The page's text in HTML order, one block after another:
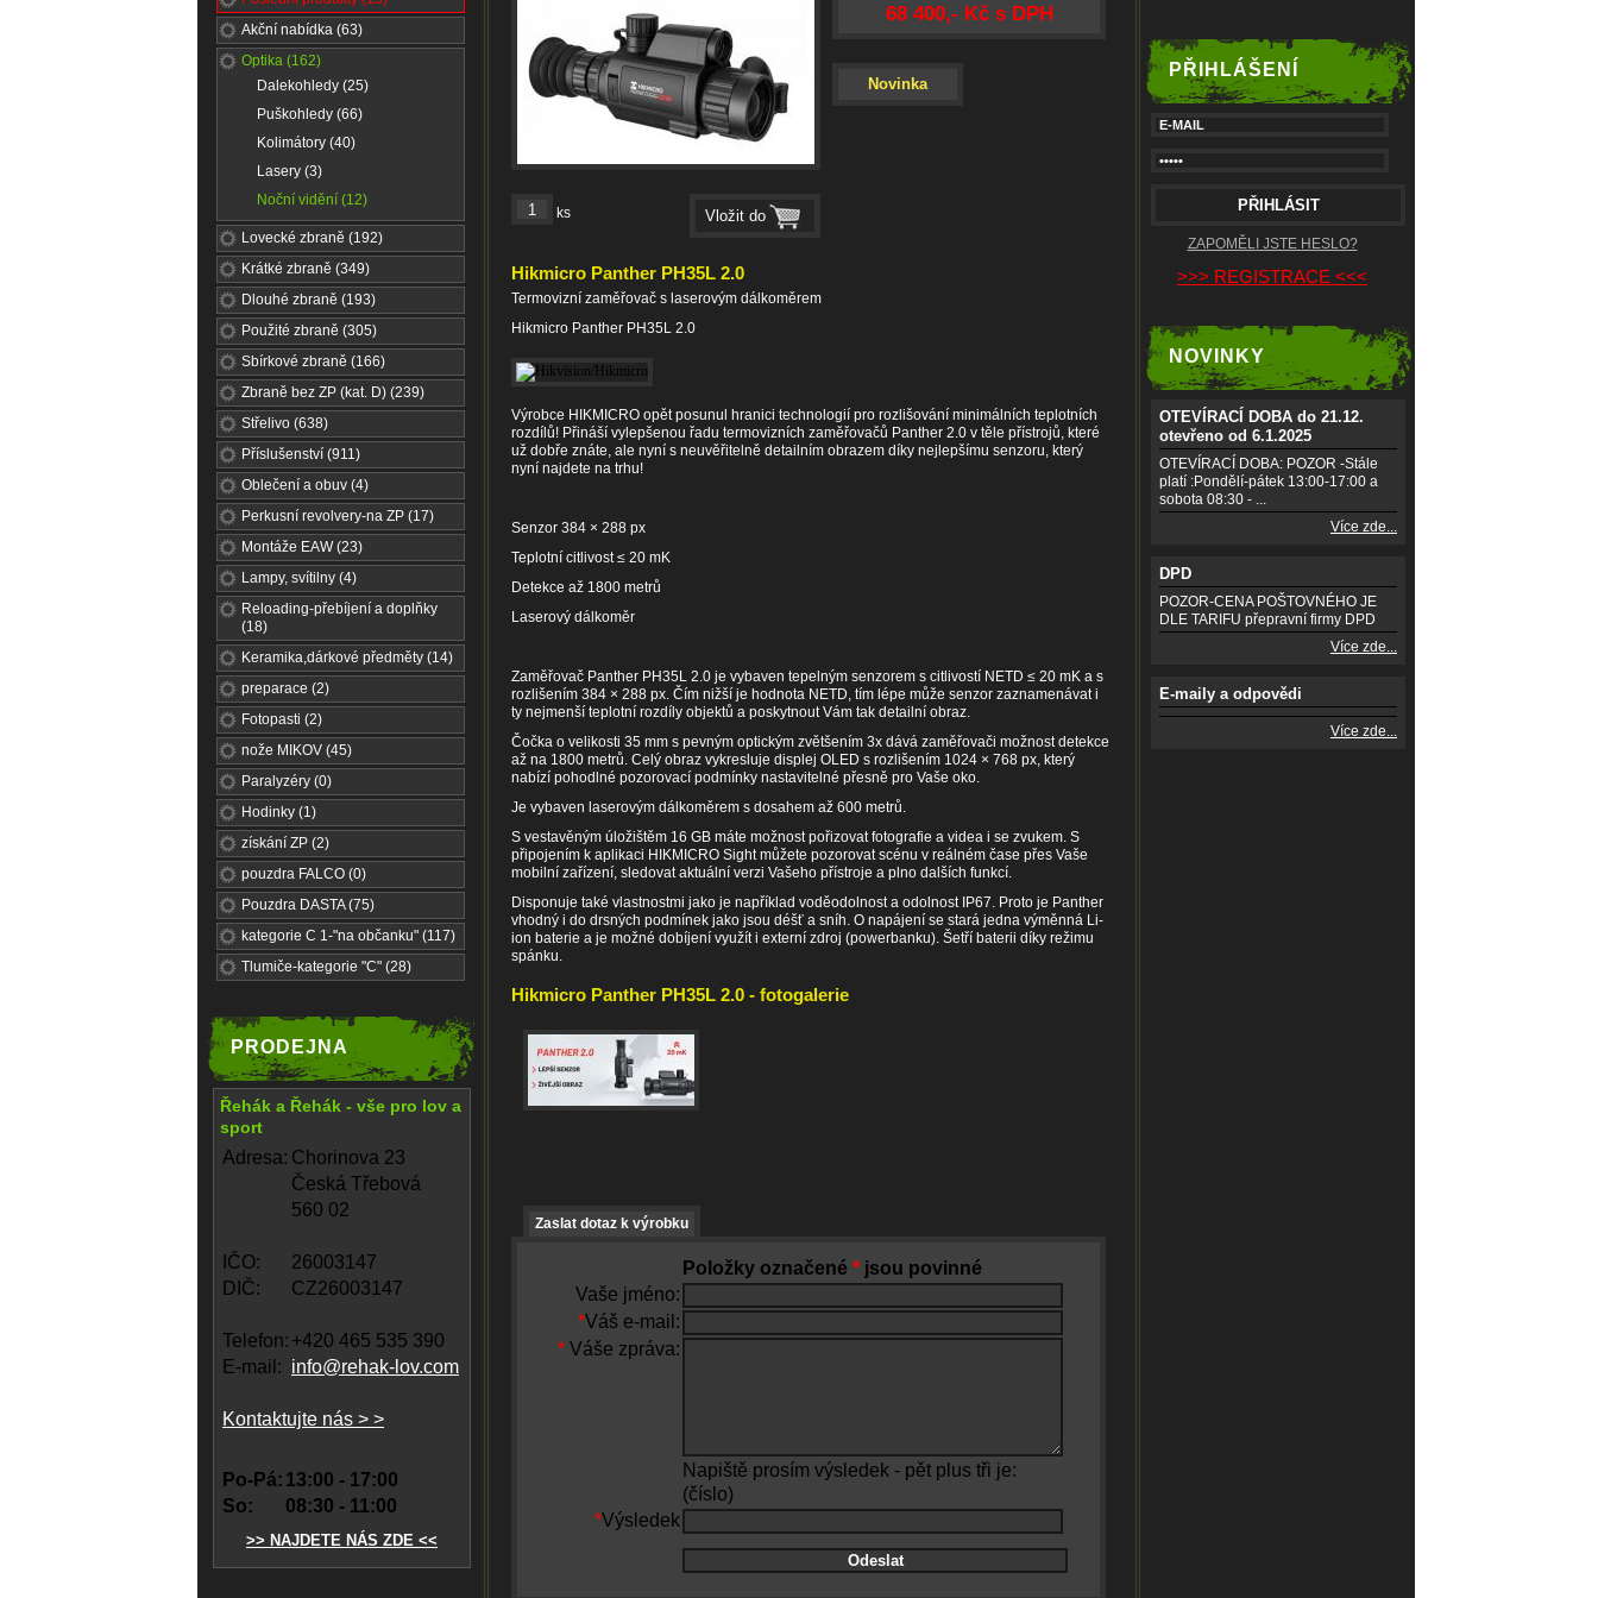
Akční nabídka (63)
Optika (162)
Dalekohledy (25)
Puškohledy (66)
Kolimátory (40)
Lasery (3)
Noční vidění (12)
Lovecké zbraně (192)
Krátké zbraně (349)
Dlouhé zbraně (193)
Použité zbraně (305)
Sbírkové zbraně (166)
Zbraně bez ZP (kat. D) (239)
Střelivo (638)
Příslušenství (911)
Oblečení a obuv (4)
Perkusní revolvery-na ZP (17)
Montáže EAW (23)
Lampy, svítilny (4)
Reloading-přebíjení a doplňky
(18)
Keramika,dárkové předměty (14)
preparace (2)
Fotopasti (2)
nože MIKOV (45)
Paralyzéry (0)
Hodinky (1)
získání ZP (2)
pouzdra FALCO (0)
Pouzdra DASTA (75)
kategorie C 1-"na občanku" (117)
Tlumiče-kategorie "C" (28)
PRODEJNA
Řehák a Řehák - vše pro lov a
sport
Adresa: Chorinova 23
Česká Třebová
560 02
IČO:
26003147
DIČ:
CZ26003147
Telefon: +420 465 535 390
E-mail: info@rehak-lov.com
Kontaktujte nás > >
Po-Pá: 13:00 - 17:00
So:
08:30 - 11:00
>> NAJDETE NÁS ZDE <<
ks
68 400,- Kč s DPH
Novinka
Hikmicro Panther PH35L 2.0
Termovizní zaměřovač s laserovým dálkoměrem
Hikmicro Panther PH35L 2.0
Výrobce HIKMICRO opět posunul hranici technologií pro rozlišování minimálních teplotních
rozdílů! Přináší vylepšenou řadu termovizních zaměřovačů Panther 2.0 v těle přístrojů, které
už dobře znáte, ale nyní s neuvěřitelně detailním obrazem díky nejlepšímu senzoru, který
nyní najdete na trhu!
Senzor 384 × 288 px
Teplotní citlivost ≤ 20 mK
Detekce až 1800 metrů
Laserový dálkoměr
Zaměřovač Panther PH35L 2.0 je vybaven tepelným senzorem s citlivostí NETD ≤ 20 mK a s
rozlišením 384 × 288 px. Čím nižší je hodnota NETD, tím lépe může senzor zaznamenávat i
ty nejmenší teplotní rozdíly objektů a poskytnout Vám tak detailní obraz.
Čočka o velikosti 35 mm s pevným optickým zvětšením 3x dává zaměřovači možnost detekce
až na 1800 metrů. Celý obraz vykresluje displej OLED s rozlišením 1024 × 768 px, který
nabízí pohodlné pozorovací podmínky nastavitelné přesně pro Vaše oko.
Je vybaven laserovým dálkoměrem s dosahem až 600 metrů.
S vestavěným úložištěm 16 GB máte možnost pořizovat fotografie a videa i se zvukem. S
připojením k aplikaci HIKMICRO Sight můžete pozorovat scénu v reálném čase přes Vaše
mobilní zařízení, sledovat aktuální verzi Vašeho přístroje a plno dalších funkcí.
Disponuje také vlastnostmi jako je například voděodolnost a odolnost IP67. Proto je Panther
vhodný i do drsných podmínek jako jsou déšť a sníh. O napájení se stará jedna výměnná Li-
ion baterie a je možné dobíjení využít i externí zdroj (powerbanku). Šetří baterii díky režimu
spánku.
Hikmicro Panther PH35L 2.0 - fotogalerie
Zaslat dotaz k výrobku
Položky označené * jsou povinné
Vaše jméno:
*Váš e-mail:
* Váše zpráva:
Napiště prosím výsledek - pět plus tři je:
(číslo)
*Výsledek
PŘIHLÁŠENÍ
ZAPOMĚLI JSTE HESLO?
>>> REGISTRACE <<<
NOVINKY
OTEVÍRACÍ DOBA do 21.12.
otevřeno od 6.1.2025
OTEVÍRACÍ DOBA: POZOR -Stále
platí :Pondělí-pátek 13:00-17:00 a
sobota 08:30 - ...
Více zde...
DPD
POZOR-CENA POŠTOVNÉHO JE
DLE TARIFU přepravní firmy DPD
Více zde...
E-maily a odpovědi
Více zde...